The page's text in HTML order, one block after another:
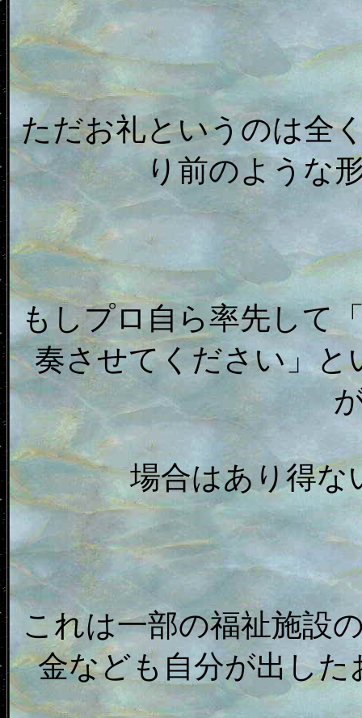
ただお礼というのは全
り前のような
もしプロ自ら率先して
奏させてください」
場合はあり得な
これは一部の福祉施設
金なども自分が出し